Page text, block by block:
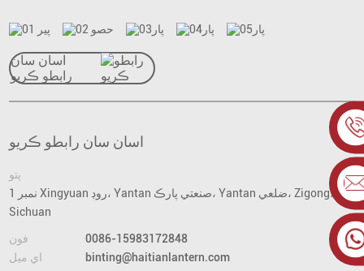
اسان سان
رابطو ڪريو
اسان سان رابطو ڪريو
پتو
نمبر 1 Xingyuan روڊ، Yantan صنعتي پارڪ، Yantan ضلعي، Zigong،
Sichuan
فون
0086-15983172848
اي ميل
binting@haitianlantern.com